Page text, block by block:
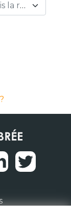
Ta situation actuelle, si tu devais la résumer en 1 mot… *